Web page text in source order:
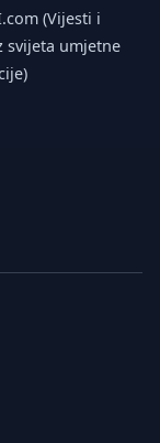
(Vijesti i
svijeta umjetne